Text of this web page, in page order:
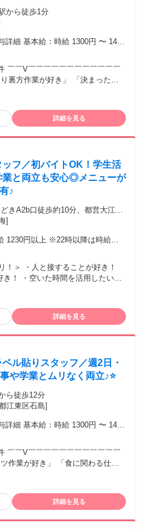
から徒歩1分
詳細 基本給：時給 1300円 〜 1400
4万円または日額2000円まで支
円（試用期間は1か月）
￣￣V￣￣￣￣￣￣￣￣￣￣￣￣
裏方作業が好き」 「決まった手
け働きたい方 ・平日は学校や本業
を増やしたい方 ・未経験、バイト
まった手順で進める仕事が好きな
方
詳細を見る
フ／初バイトOK！学生活
業と両立も安心◎メニューが
♪
きA2b口徒歩約10分、都営大江戸
東京メトロ有楽町線 月島10番口徒
]
1230円以上 ※22時以降は時給
！＞ ・人と接することが好き！
き！ ・空いた時間を活用したい！
会勉強のためにバイトしたい！ ・
初めてのバイトや飲
友達との応募もOKです！ 気心が
詳細を見る
ル貼りスタッフ／週2日・
や学業とムリなく両立♪⭐
ら徒歩12分
江東区石島]
詳細 基本給：時給 1300円 〜 1400
円（試用期間は1か月）
￣￣V￣￣￣￣￣￣￣￣￣￣￣￣
作業が好き」 「食に関わる仕事
￣￣￣￣￣￣ ・未経験、バイト
方作業が好きな方 ・コツコツ、モ
まった手順で進める仕事が好きな
詳細を見る